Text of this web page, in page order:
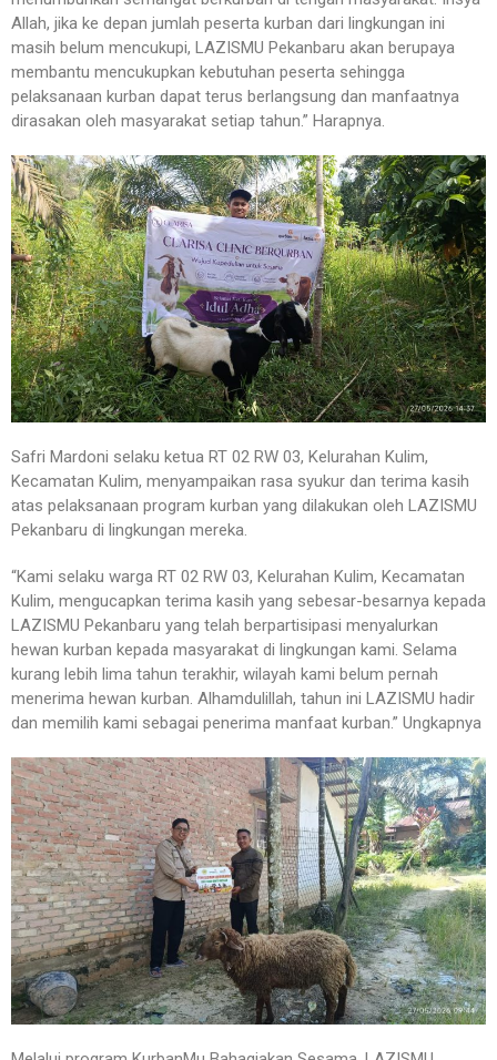
Allah, jika ke depan jumlah peserta kurban dari lingkungan ini
masih belum mencukupi, LAZISMU Pekanbaru akan berupaya
membantu mencukupkan kebutuhan peserta sehingga
pelaksanaan kurban dapat terus berlangsung dan manfaatnya
dirasakan oleh masyarakat setiap tahun.” Harapnya.
Safri Mardoni selaku ketua RT 02 RW 03, Kelurahan Kulim,
Kecamatan Kulim, menyampaikan rasa syukur dan terima kasih
atas pelaksanaan program kurban yang dilakukan oleh LAZISMU
Pekanbaru di lingkungan mereka.
“Kami selaku warga RT 02 RW 03, Kelurahan Kulim, Kecamatan
Kulim, mengucapkan terima kasih yang sebesar-besarnya kepada
LAZISMU Pekanbaru yang telah berpartisipasi menyalurkan
hewan kurban kepada masyarakat di lingkungan kami. Selama
kurang lebih lima tahun terakhir, wilayah kami belum pernah
menerima hewan kurban. Alhamdulillah, tahun ini LAZISMU hadir
dan memilih kami sebagai penerima manfaat kurban.” Ungkapnya